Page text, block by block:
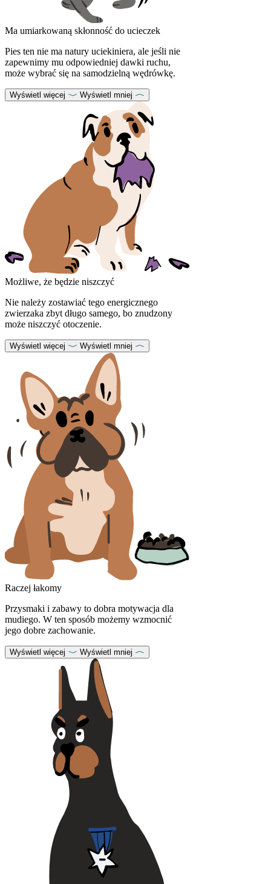
Ma umiarkowaną skłonność do ucieczek
Pies ten nie ma natury uciekiniera, ale jeśli nie
zapewnimy mu odpowiedniej dawki ruchu,
może wybrać się na samodzielną wędrówkę.
Wyświetl więcej Wyświetl mniej
Możliwe, że będzie niszczyć
Nie należy zostawiać tego energicznego
zwierzaka zbyt długo samego, bo znudzony
może niszczyć otoczenie.
Wyświetl więcej Wyświetl mniej
Raczej łakomy
Przysmaki i zabawy to dobra motywacja dla
mudiego. W ten sposób możemy wzmocnić
jego dobre zachowanie.
Wyświetl więcej Wyświetl mniej